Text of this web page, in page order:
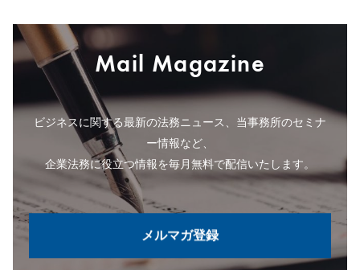
Mail Magazine
ビジネスに関する最新の法務ニュース、当事務所のセミナ
ー情報など、
企業法務に役立つ情報を毎月無料で配信いたします。
メルマガ登録